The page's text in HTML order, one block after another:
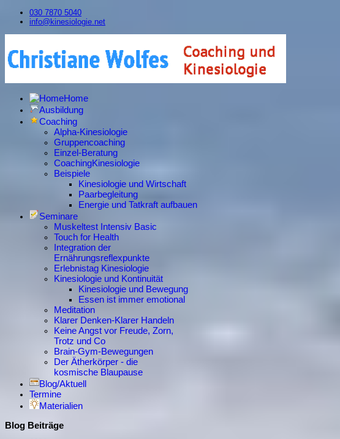
030 7870 5040
info@kinesiologie.net
Home
Ausbildung
Coaching
Alpha-Kinesiologie
Gruppencoaching
Einzel-Beratung
CoachingKinesiologie
Beispiele
Kinesiologie und Wirtschaft
Paarbegleitung
Energie und Tatkraft aufbauen
Seminare
Muskeltest Intensiv Basic
Touch for Health
Integration der
Ernährungsreflexpunkte
Erlebnistag Kinesiologie
Kinesiologie und Kontinuität
Kinesiologie und Bewegung
Essen ist immer emotional
Meditation
Klarer Denken-Klarer Handeln
Keine Angst vor Freude, Zorn,
Trotz und Co
Brain-Gym-Bewegungen
Der Ätherkörper - die
kosmische Blaupause
Blog/Aktuell
Termine
Materialien
Blog Beiträge